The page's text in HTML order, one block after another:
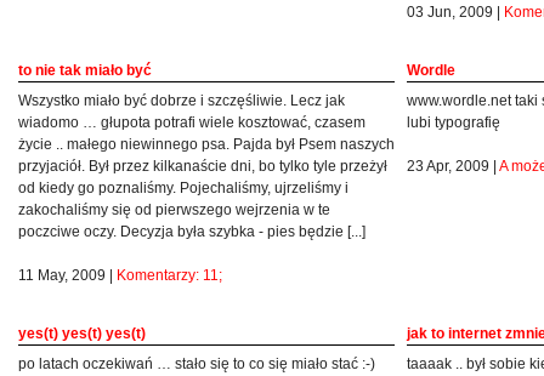
03 Jun, 2009 |
to nie tak miało być
Wszystko miało być dobrze i szczęśliwie. Lecz jak
wiadomo … głupota potrafi wiele kosztować, czasem
życie .. małego niewinnego psa. Pajda był Psem naszych
przyjaciół. Był przez kilkanaście dni, bo tylko tyle przeżył
od kiedy go poznaliśmy. Pojechaliśmy, ujrzeliśmy i
zakochaliśmy się od pierwszego wejrzenia w te
poczciwe oczy. Decyzja była szybka - pies będzie [...]
11 May, 2009 | Komentarzy: 11;
Wordle
www.wordle.net
lubi typografię
23 Apr, 2009 | A
yes(t) yes(t) yes(t)
po latach oczekiwań … stało się to co się miało stać :-)
jak to internet
taaaak .. był sobie